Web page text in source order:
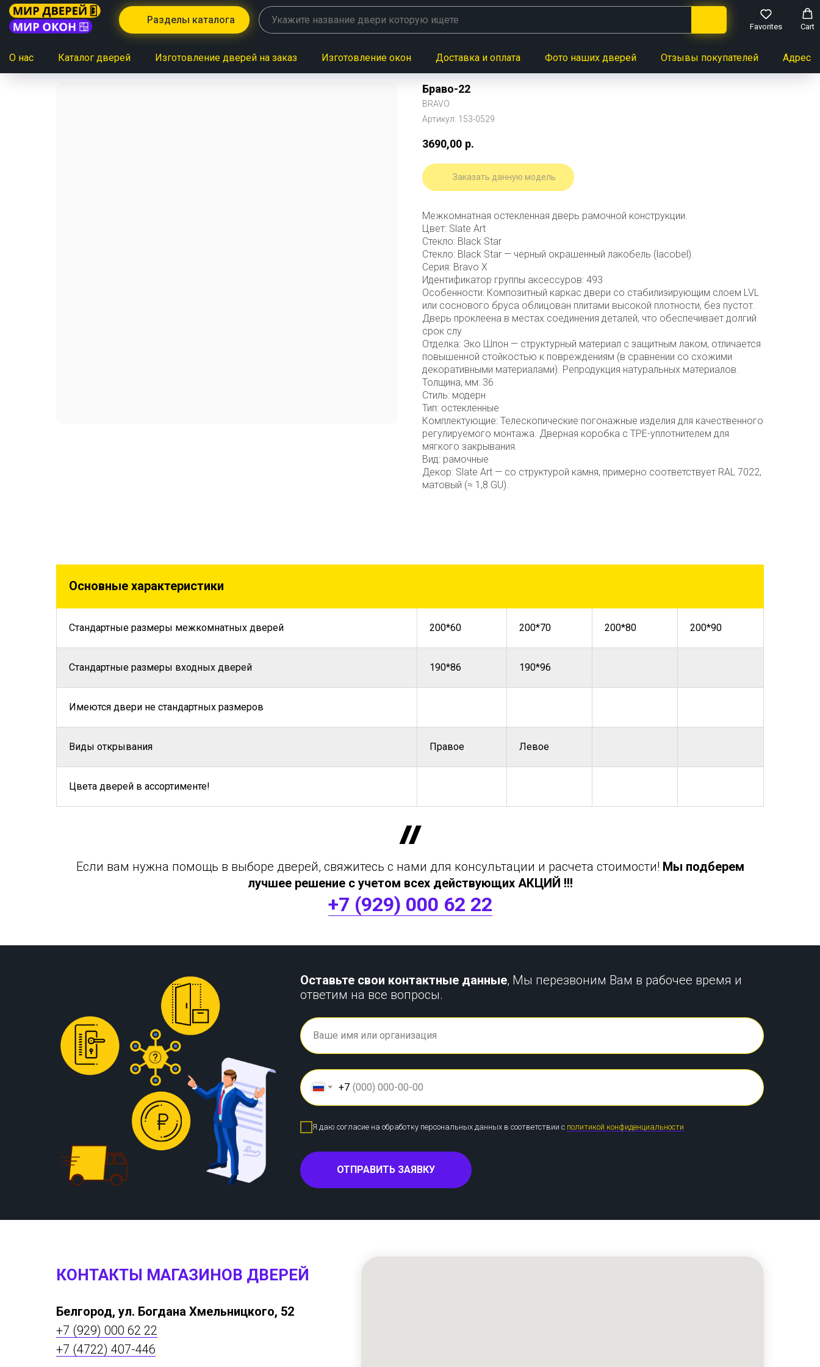
Разделы каталога
Favorites Cart
О нас Каталог дверей Изготовление дверей на заказ Изготовление окон Доставка и оплата Фото наших дверей Отзывы покупателей Адреса
Браво-22
BRAVO
Артикул: 153-0529
3690,00 р.
Заказать данную модель
Межкомнатная остекленная дверь рамочной конструкции.
Цвет: Slate Art
Стекло: Black Star
Стекло: Black Star — черный окрашенный лакобель (lacobel).
Серия: Bravo X
Идентификатор группы аксессуров: 493
Особенности: Композитный каркас двери со стабилизирующим слоем LVL
или соснового бруса облицован плитами высокой плотности, без пустот.
Дверь проклеена в местах соединения деталей, что обеспечивает долгий
срок слу
Отделка: Эко Шпон — структурный материал с защитным лаком, отличается
повышенной стойкостью к повреждениям (в сравнении со схожими
декоративными материалами). Репродукция натуральных материалов.
Толщина, мм: 36
Стиль: модерн
Тип: остекленные
Комплектующие: Телескопические погонажные изделия для качественного
регулируемого монтажа. Дверная коробка с TPE-уплотнителем для
мягкого закрывания.
Вид: рамочные
Декор: Slate Art — со структурой камня, примерно соответствует RAL 7022,
матовый (≈ 1,8 GU).
Основные характеристики
Стандартные размеры межкомнатных дверей 200*60 200*70 200*80 200*90
Стандартные размеры входных дверей 190*86 190*96
Имеются двери не стандартных размеров
Виды открывания Правое Левое
Цвета дверей в ассортименте!
Если вам нужна помощь в выборе дверей, свяжитесь с нами для консультации и расчета стоимости! Мы подберем
лучшее решение с учетом всех действующих АКЦИЙ !!!
+7 (929) 000 62 22
Оставьте свои контактные данные, Мы перезвоним Вам в рабочее время и
ответим на все вопросы.
+7
Я даю согласие на обработку персональных данных в соответствии с политикой конфиденциальности
ОТПРАВИТЬ ЗАЯВКУ
КОНТАКТЫ МАГАЗИНОВ ДВЕРЕЙ
Белгород, ул. Богдана Хмельницкого, 52
+7 (929) 000 62 22
+7 (4722) 407-446